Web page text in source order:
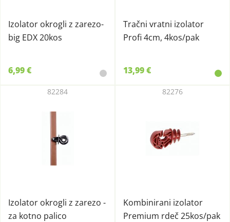
Izolator okrogli z zarezo-
big EDX 20kos
6,99 €
Tračni vratni izolator
Profi 4cm, 4kos/pak
13,99 €
Izolator okrogli z zarezo -
za kotno palico
82284
Kombinirani izolator
Premium rdeč 25kos/pak
82276